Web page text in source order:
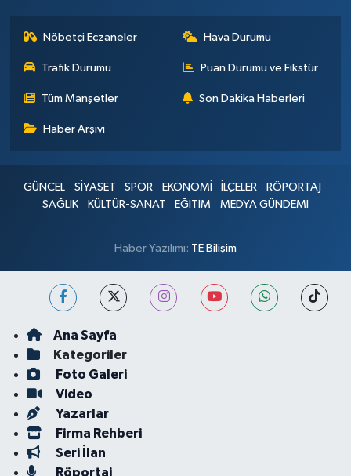
Nöbetçi Eczaneler Hava Durumu
Trafik Durumu Puan Durumu ve Fikstür
Tüm Manşetler Son Dakika Haberleri
Haber Arşivi
GÜNCEL SİYASET SPOR EKONOMİ İLÇELER
RÖPORTAJ
SAĞLIK
KÜLTÜR-SANAT EĞİTİM MEDYA GÜNDEMİ
Haber Yazılımı: TE Bilişim
Ana Sayfa
Kategoriler
Foto Galeri
Video
Yazarlar
Firma Rehberi
Seri İlan
Röportaj